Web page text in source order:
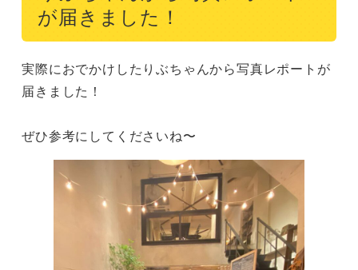
が届きました！
実際におでかけしたりぶちゃんから写真レポートが
届きました！
ぜひ参考にしてくださいね〜